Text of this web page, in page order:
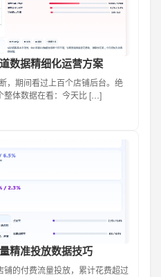
数据精细化运营方案
，期间看过上百个店铺后台。绝
整体数据在看：今天比 […]
精准投放数据技巧
的付费流量投放，累计花费超过